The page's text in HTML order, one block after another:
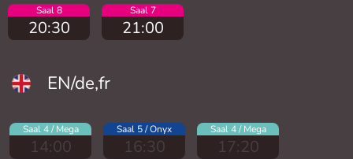
Saal 8
20:30
Saal 7
21:00
EN/de,fr
Saal 4 / Mega
14:00
Saal 5 / Onyx
16:30
Saal 4 / Mega
17:20